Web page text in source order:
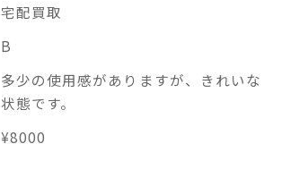
宅配買取
B
多少の使用感がありますが、きれいな
状態です。
¥8000